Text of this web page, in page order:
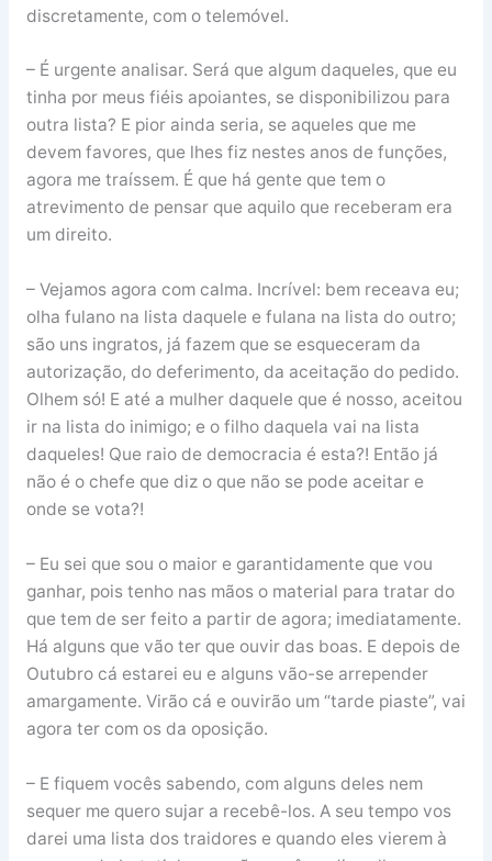
discretamente, com o telemóvel.
– É urgente analisar. Será que algum daqueles, que eu
tinha por meus fiéis apoiantes, se disponibilizou para
outra lista? E pior ainda seria, se aqueles que me
devem favores, que lhes fiz nestes anos de funções,
agora me traíssem. É que há gente que tem o
atrevimento de pensar que aquilo que receberam era
um direito.
– Vejamos agora com calma. Incrível: bem receava eu;
olha fulano na lista daquele e fulana na lista do outro;
são uns ingratos, já fazem que se esqueceram da
autorização, do deferimento, da aceitação do pedido.
Olhem só! E até a mulher daquele que é nosso, aceitou
ir na lista do inimigo; e o filho daquela vai na lista
daqueles! Que raio de democracia é esta?! Então já
não é o chefe que diz o que não se pode aceitar e
onde se vota?!
– Eu sei que sou o maior e garantidamente que vou
ganhar, pois tenho nas mãos o material para tratar do
que tem de ser feito a partir de agora; imediatamente.
Há alguns que vão ter que ouvir das boas. E depois de
Outubro cá estarei eu e alguns vão-se arrepender
amargamente. Virão cá e ouvirão um “tarde piaste”, vai
agora ter com os da oposição.
– E fiquem vocês sabendo, com alguns deles nem
sequer me quero sujar a recebê-los. A seu tempo vos
darei uma lista dos traidores e quando eles vierem à